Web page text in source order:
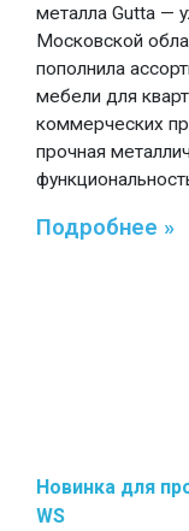
металла Gutta —
Московской
пополнила
мебели для
коммерческих
прочная
Подробнее »
Новинка для
WS